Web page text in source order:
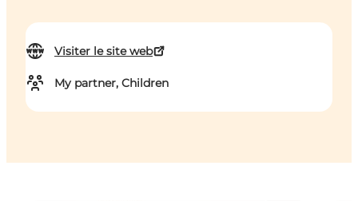
Visiter le site web
My partner, Children